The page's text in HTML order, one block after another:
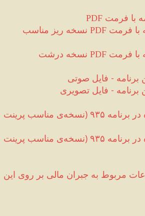
PDF با فرمت
با فرمت PDF
با فرمت PDF نسخه درشت
برنامه - فایل صوتی
برنامه - فایل تصویری
۹۳۵
(
۹۳۵
(